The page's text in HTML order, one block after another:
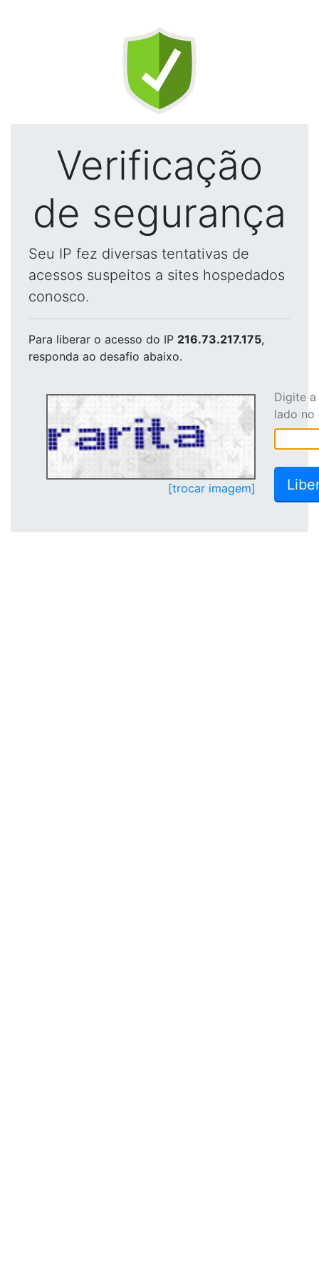
Verificação
de segurança
Seu IP fez diversas tentativas de
acessos suspeitos a sites hospedados
conosco.
Para liberar o acesso do IP 216.73.217.175,
responda ao desafio abaixo.
[trocar imagem]
Digite
lado no